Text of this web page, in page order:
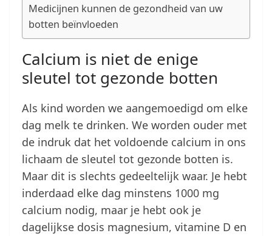
Medicijnen kunnen de gezondheid van uw
botten beïnvloeden
Calcium is niet de enige
sleutel tot gezonde botten
Als kind worden we aangemoedigd om elke
dag melk te drinken. We worden ouder met
de indruk dat het voldoende calcium in ons
lichaam de sleutel tot gezonde botten is.
Maar dit is slechts gedeeltelijk waar. Je hebt
inderdaad elke dag minstens 1000 mg
calcium nodig, maar je hebt ook je
dagelijkse dosis magnesium, vitamine D en